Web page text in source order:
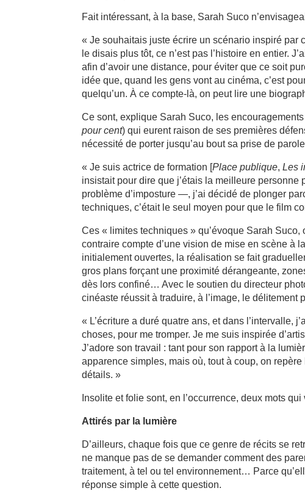
Fait intéressant, à la base, Sarah Suco
« Je souhaitais juste écrire un scénario inspiré par
le disais plus tôt, ce n’est pas l’histoire en entier.
afin d’avoir une distance, pour éviter que ce soit
idée que, quand les gens vont au cinéma, c’est
quelqu’un. À ce compte-là, on peut lire une
Ce sont, explique Sarah Suco, les
pour cent) qui eurent raison de ses premières
nécessité de porter jusqu’au bout sa prise de
« Je suis actrice de formation [Place publique,Les
insistait pour dire que j’étais la meilleure
problème d’imposture —, j’ai décidé de plonger
techniques, c’était le seul moyen pour que le film
Ces « limites techniques » qu’évoque Sarah
contraire compte d’une vision de mise en scène à
initialement ouvertes, la réalisation se fait
gros plans forçant une proximité dérangeante,
dès lors confiné… Avec le soutien du directeur
cinéaste réussit à traduire, à l’image, le
« L’écriture a duré quatre ans, et dans l’intervalle,
choses, pour me tromper. Je me suis inspirée
J’adore son travail : tant pour son rapport à la
apparence simples, mais où, tout à coup, on
détails. »
Insolite et folie sont, en l’occurrence, deux mots
Attirés par la lumière
D’ailleurs, chaque fois que ce genre de récits se
ne manque pas de se demander comment des
traitement, à tel ou tel environnement… Parce
réponse simple à cette question.